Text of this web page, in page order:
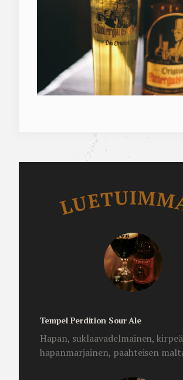
Tempel Perdition Sour Ale
Hapan, suklaavadelmainen,
hapanmarjainen, paahteisen